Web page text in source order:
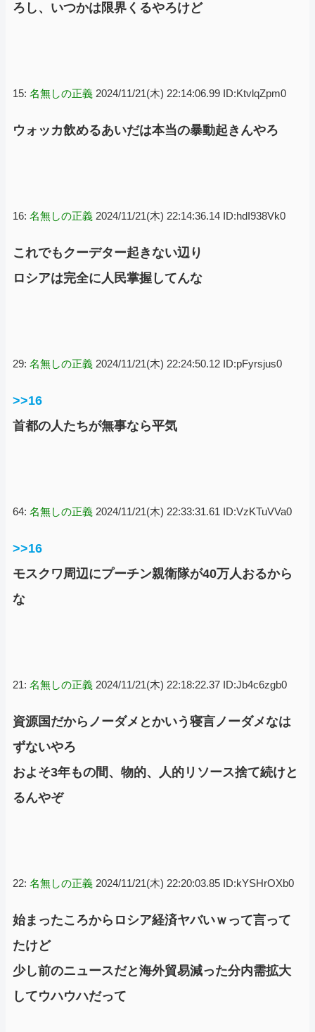
ろし、いつかは限界くるやろけど
15: 名無しの正義 2024/11/21(木) 22:14:06.99 ID:KtvlqZpm0
ウォッカ飲めるあいだは本当の暴動起きんやろ
16: 名無しの正義 2024/11/21(木) 22:14:36.14 ID:hdI938Vk0
これでもクーデター起きない辺り
ロシアは完全に人民掌握してんな
29: 名無しの正義 2024/11/21(木) 22:24:50.12 ID:pFyrsjus0
>>16
首都の人たちが無事なら平気
64: 名無しの正義 2024/11/21(木) 22:33:31.61 ID:VzKTuVVa0
>>16
モスクワ周辺にプーチン親衛隊が40万人おるから
な
21: 名無しの正義 2024/11/21(木) 22:18:22.37 ID:Jb4c6zgb0
資源国だからノーダメとかいう寝言ノーダメなは
ずないやろ
およそ3年もの間、物的、人的リソース捨て続けと
るんやぞ
22: 名無しの正義 2024/11/21(木) 22:20:03.85 ID:kYSHrOXb0
始まったころからロシア経済ヤバいｗって言って
たけど
少し前のニュースだと海外貿易減った分内需拡大
してウハウハだって